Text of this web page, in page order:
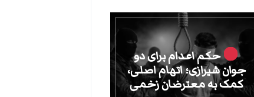
حکم اعدام برای دو
جوان شیرازی؛ اتهام اصلی،
کمک به معترضان زخمی